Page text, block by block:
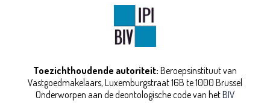
Toezichthoudende autoriteit: Beroepsinstituut van
Vastgoedmakelaars, Luxemburgstraat 16B te 1000 Brussel
Onderworpen aan de deontologische code van hetBIV